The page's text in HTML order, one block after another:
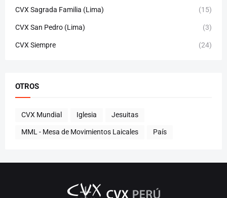
CVX Sagrada Familia (Lima) (15)
CVX San Pedro (Lima) (3)
CVX Siempre (24)
OTROS
CVX Mundial Iglesia Jesuitas
MML - Mesa de Movimientos Laicales País